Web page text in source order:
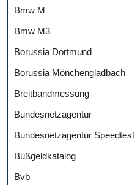
Bmw M
Bmw M3
Borussia Dortmund
Borussia Mönchengladbach
Breitbandmessung
Bundesnetzagentur
Bundesnetzagentur Speedtest
Bußgeldkatalog
Bvb